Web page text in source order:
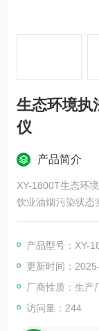
生态环境执
仪
产品简介
XY-1800T生态环
饮业油烟污染状态
全程伴热和测量
度，提高监测的效
产品型号：XY-
更新时间：
厂商性质：生产
访问量：244